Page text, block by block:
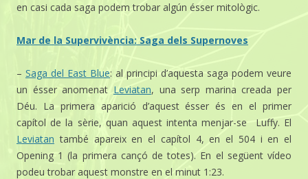
en casi cada saga podem trobar algún ésser mitològic.
Mar de la Supervivència: Saga dels Supernoves
– Saga del East Blue: al principi d’aquesta saga podem veure
un ésser anomenat Leviatan, una serp marina creada per
Déu. La primera aparició d’aquest ésser és en el primer
capítol de la sèrie, quan aquest intenta menjar-se Luffy. El
Leviatan també apareix en el capítol 4, en el 504 i en el
Opening 1 (la primera cançó de totes). En el següent vídeo
podeu trobar aquest monstre en el minut 1:23.